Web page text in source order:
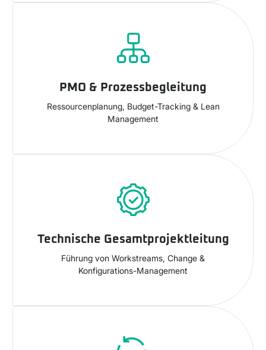
PMO & Prozessbegleitung
Ressourcenplanung, Budget-Tracking & Lean
Management
Technische Gesamtprojektleitung
Führung von Workstreams, Change &
Konfigurations-Management